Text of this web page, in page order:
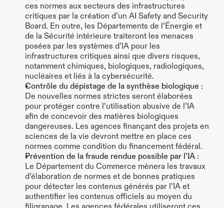
ces normes aux secteurs des infrastructures
critiques par la création d’un AI Safety and Security
Board. En outre, les Départements de l’Énergie et
de la Sécurité intérieure traiteront les menaces
posées par les systèmes d’IA pour les
infrastructures critiques ainsi que divers risques,
notamment chimiques, biologiques, radiologiques,
nucléaires et liés à la cybersécurité.
Contrôle du dépistage de la synthèse biologique :
De nouvelles normes strictes seront élaborées
pour protéger contre l’utilisation abusive de l’IA
afin de concevoir des matières biologiques
dangereuses. Les agences finançant des projets en
sciences de la vie devront mettre en place ces
normes comme condition du financement fédéral.
Prévention de la fraude rendue possible par l’IA :
Le Département du Commerce mènera les travaux
d’élaboration de normes et de bonnes pratiques
pour détecter les contenus générés par l’IA et
authentifier les contenus officiels au moyen du